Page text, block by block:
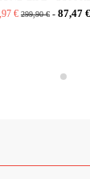
€ 299,90 € - 87,47